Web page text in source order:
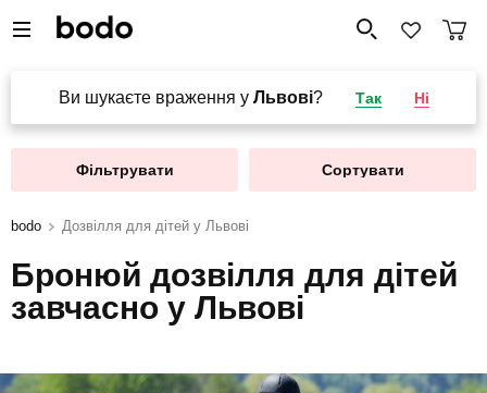
Ви шукаєте враження у Львові? Так Ні
Фільтрувати Сортувати
bodo Дозвілля для дітей у Львові
Бронюй дозвілля для дітей
завчасно у Львові